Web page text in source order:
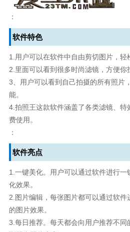
：
软件特色
1.用户可以在软件中自由剪切图片，轻
2.里面可以看到很多时尚滤镜，方便你
3、用户可以看到自己拍摄的所有照片
能。
4.拍照王这款软件涵盖了各类滤镜、
费使用。
：
软件亮点
1.一键美化。用户可以通过软件进行
化效果。
2.图片编辑，每张图片都可以通过软
的图片效果。
3.每日推荐。每天都会向用户推荐不